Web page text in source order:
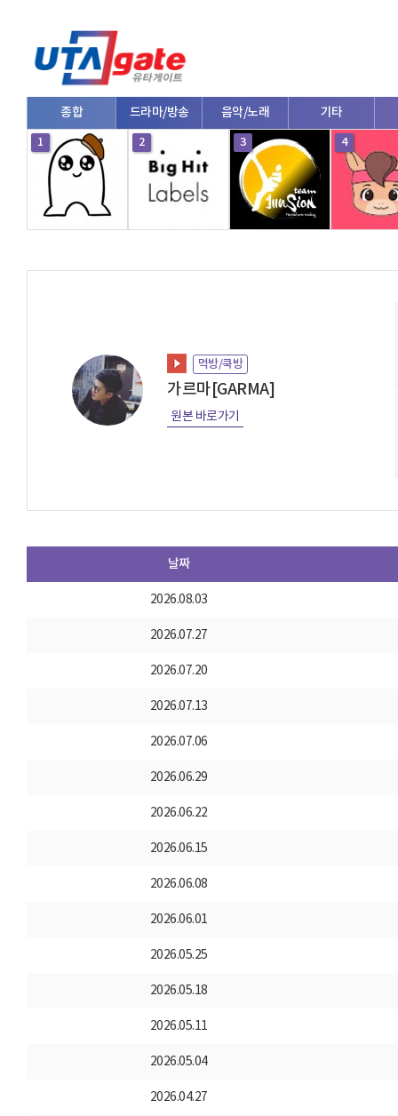
종합 드라마/방송 음악/노래 기타
1 2 3 4
먹방/쿡방
가르마[GARMA]
원본 바로가기
날짜
2026.08.03
2026.07.27
2026.07.20
2026.07.13
2026.07.06
2026.06.29
2026.06.22
2026.06.15
2026.06.08
2026.06.01
2026.05.25
2026.05.18
2026.05.11
2026.05.04
2026.04.27